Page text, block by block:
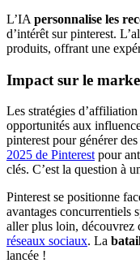
L’IA personnalise les
d’intérêt sur pinterest.
produits, offrant une
Impact sur le
Les stratégies
opportunités aux
pinterest pour générer
2025 de Pinterestpour
clés. C’est la question à
Pinterest se positionne
avantages concurrentiels
aller plus loin, découvrez
réseaux sociaux. La
lancée !